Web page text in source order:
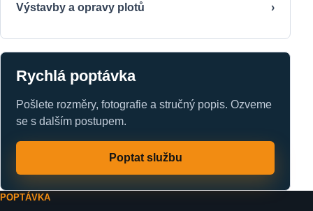
Výstavby a opravy plotů ›
Rychlá poptávka
Pošlete rozměry, fotografie a stručný popis. Ozveme
se s dalším postupem.
Poptat službu
POPTÁVKA